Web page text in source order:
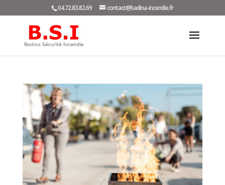
04.72.83.82.69 contact@badina-incendie.fr